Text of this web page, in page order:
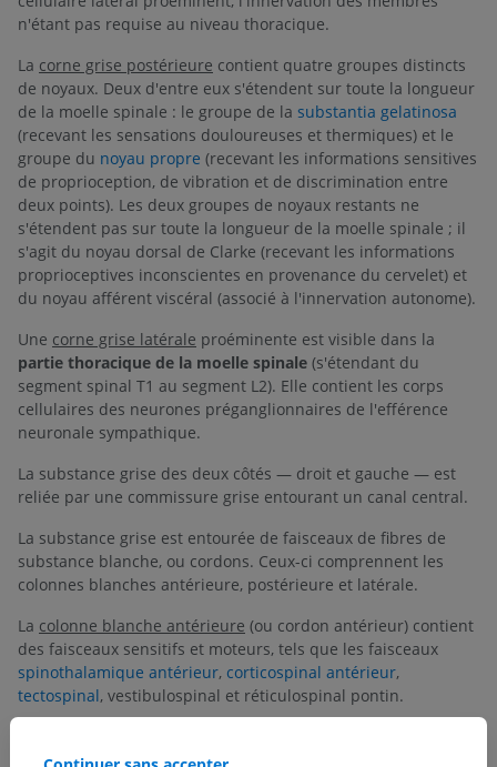
n'étant pas requise au niveau thoracique.
La corne grise postérieure contient quatre groupes distincts
de noyaux. Deux d'entre eux s'étendent sur toute la longueur
de la moelle spinale : le groupe de la substantia gelatinosa
(recevant les sensations douloureuses et thermiques) et le
groupe du noyau propre (recevant les informations sensitives
de proprioception, de vibration et de discrimination entre
deux points). Les deux groupes de noyaux restants ne
s'étendent pas sur toute la longueur de la moelle spinale ; il
s'agit du noyau dorsal de Clarke (recevant les informations
proprioceptives inconscientes en provenance du cervelet) et
du noyau afférent viscéral (associé à l'innervation autonome).
Une corne grise latérale proéminente est visible dans la
partie thoracique de la moelle spinale (s'étendant du
segment spinal T1 au segment L2). Elle contient les corps
cellulaires des neurones préganglionnaires de l'efférence
neuronale sympathique.
La substance grise des deux côtés — droit et gauche — est
reliée par une commissure grise entourant un canal central.
La substance grise est entourée de faisceaux de fibres de
substance blanche, ou cordons. Ceux-ci comprennent les
colonnes blanches antérieure, postérieure et latérale.
La colonne blanche antérieure (ou cordon antérieur) contient
des faisceaux sensitifs et moteurs, tels que les faisceaux
spinothalamique antérieur, corticospinal antérieur,
tectospinal, vestibulospinal et réticulospinal pontin.
également un mélange de faisceaux sensitifs et moteurs,